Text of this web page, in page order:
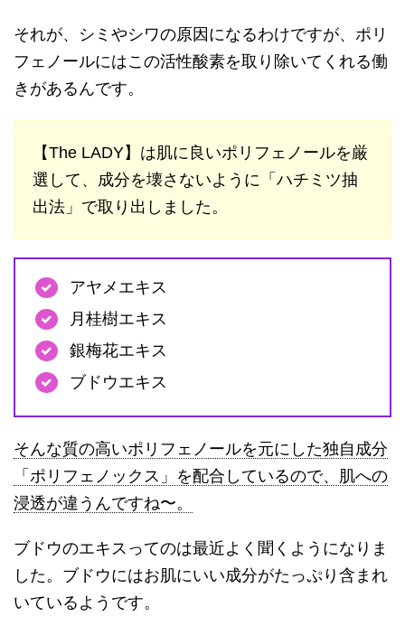
それが、シミやシワの原因になるわけですが、ポリ
フェノールにはこの活性酸素を取り除いてくれる働
きがあるんです。
【The LADY】は肌に良いポリフェノールを厳
選して、成分を壊さないように「ハチミツ抽
出法」で取り出しました。
アヤメエキス
月桂樹エキス
銀梅花エキス
ブドウエキス
そんな質の高いポリフェノールを元にした独自成分
「ポリフェノックス」を配合しているので、肌への
浸透が違うんですね〜。
ブドウのエキスってのは最近よく聞くようになりま
した。ブドウにはお肌にいい成分がたっぷり含まれ
いているようです。